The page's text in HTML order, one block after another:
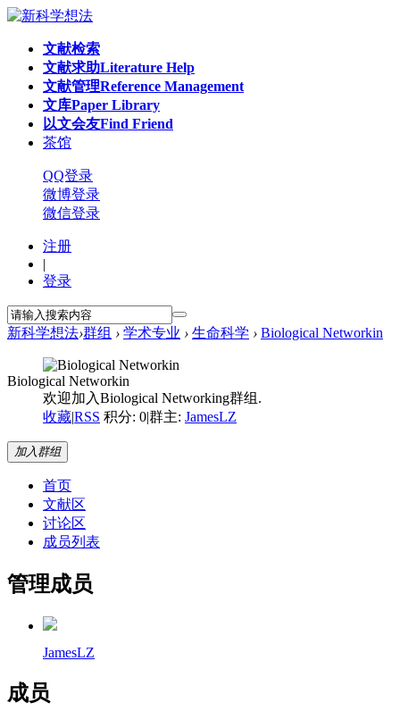
文献检索
文献求助Literature Help
文献管理Reference Management
文库Paper Library
以文会友Find Friend
茶馆
QQ登录
微博登录
微信登录
注册
|
登录
新科学想法›群组 › 学术专业 › 生命科学 › Biological Networkin
Biological Networkin
欢迎加入Biological Networking群组.
收藏|RSS 积分: 0|群主: JamesLZ
加入群组
首页
文献区
讨论区
成员列表
管理成员
JamesLZ
成员